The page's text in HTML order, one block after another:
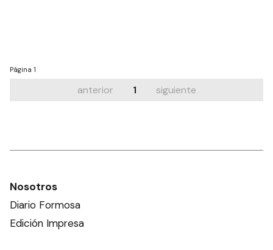
Página 1
anterior 1 siguiente
Nosotros
Diario Formosa
Edición Impresa